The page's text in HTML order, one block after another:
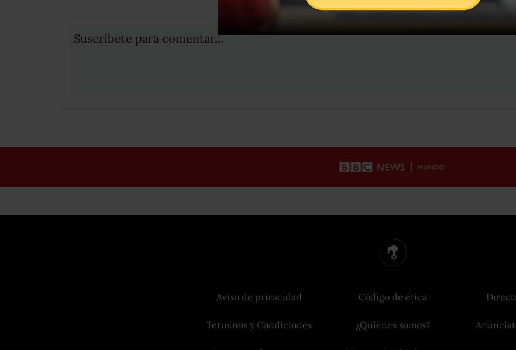
Suscribete para comentar...
Aviso de privacidad
Términos y Condiciones
Código de ética
¿Quiénes somos?